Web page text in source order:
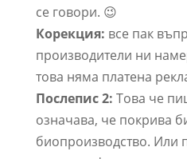
се говори. 😉
Корекция: все пак
производители ни
това няма платена
Послепис 2: Това че
означава, че покрива
биопроизводство. Или